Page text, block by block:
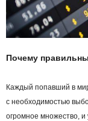
Почему
Каждый попавший в
с необходимостью
огромное множество, и